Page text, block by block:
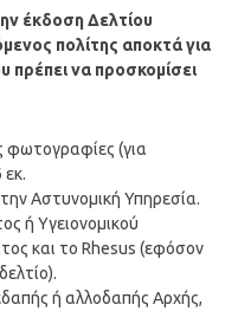
έκδοση Δελτίου
πολίτης αποκτά για
πρέπει να προσκομίσει
(για
Αστυνομική Υπηρεσία.
ή Υγειονομικού
και το Rhesus (εφόσον
ή αλλοδαπής Αρχής,